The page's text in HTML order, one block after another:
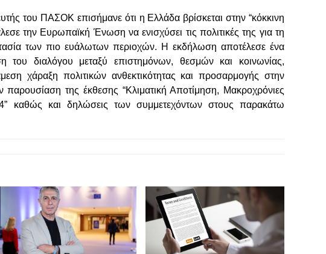
του ΠΑΣΟΚ επισήμανε ότι η Ελλάδα βρίσκεται στην “κόκκινη
την Ευρωπαϊκή Ένωση να ενισχύσει τις πολιτικές της για τη
των πιο ευάλωτων περιοχών. Η εκδήλωση αποτέλεσε ένα
του διαλόγου μεταξύ επιστημόνων, θεσμών και κοινωνίας,
χάραξη πολιτικών ανθεκτικότητας και προσαρμογής στην
της έκθεσης “Κλιματική Αποτίμηση, Μακροχρόνιες
καθώς και δηλώσεις των συμμετεχόντων στους παρακάτω